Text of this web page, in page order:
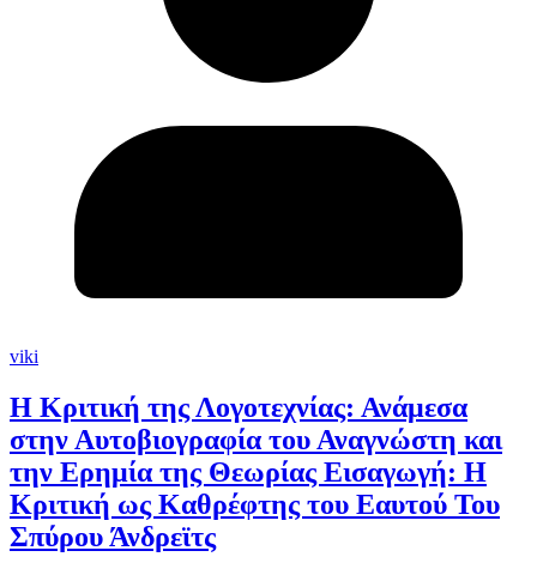
viki
Η Κριτική της Λογοτεχνίας: Ανάμεσα
στην Αυτοβιογραφία του Αναγνώστη και
την Ερημία της Θεωρίας Εισαγωγή: Η
Κριτική ως Καθρέφτης του Εαυτού Του
Σπύρου Άνδρεϊτς